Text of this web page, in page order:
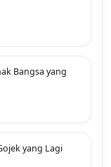
Bangsa yang
yang Lagi